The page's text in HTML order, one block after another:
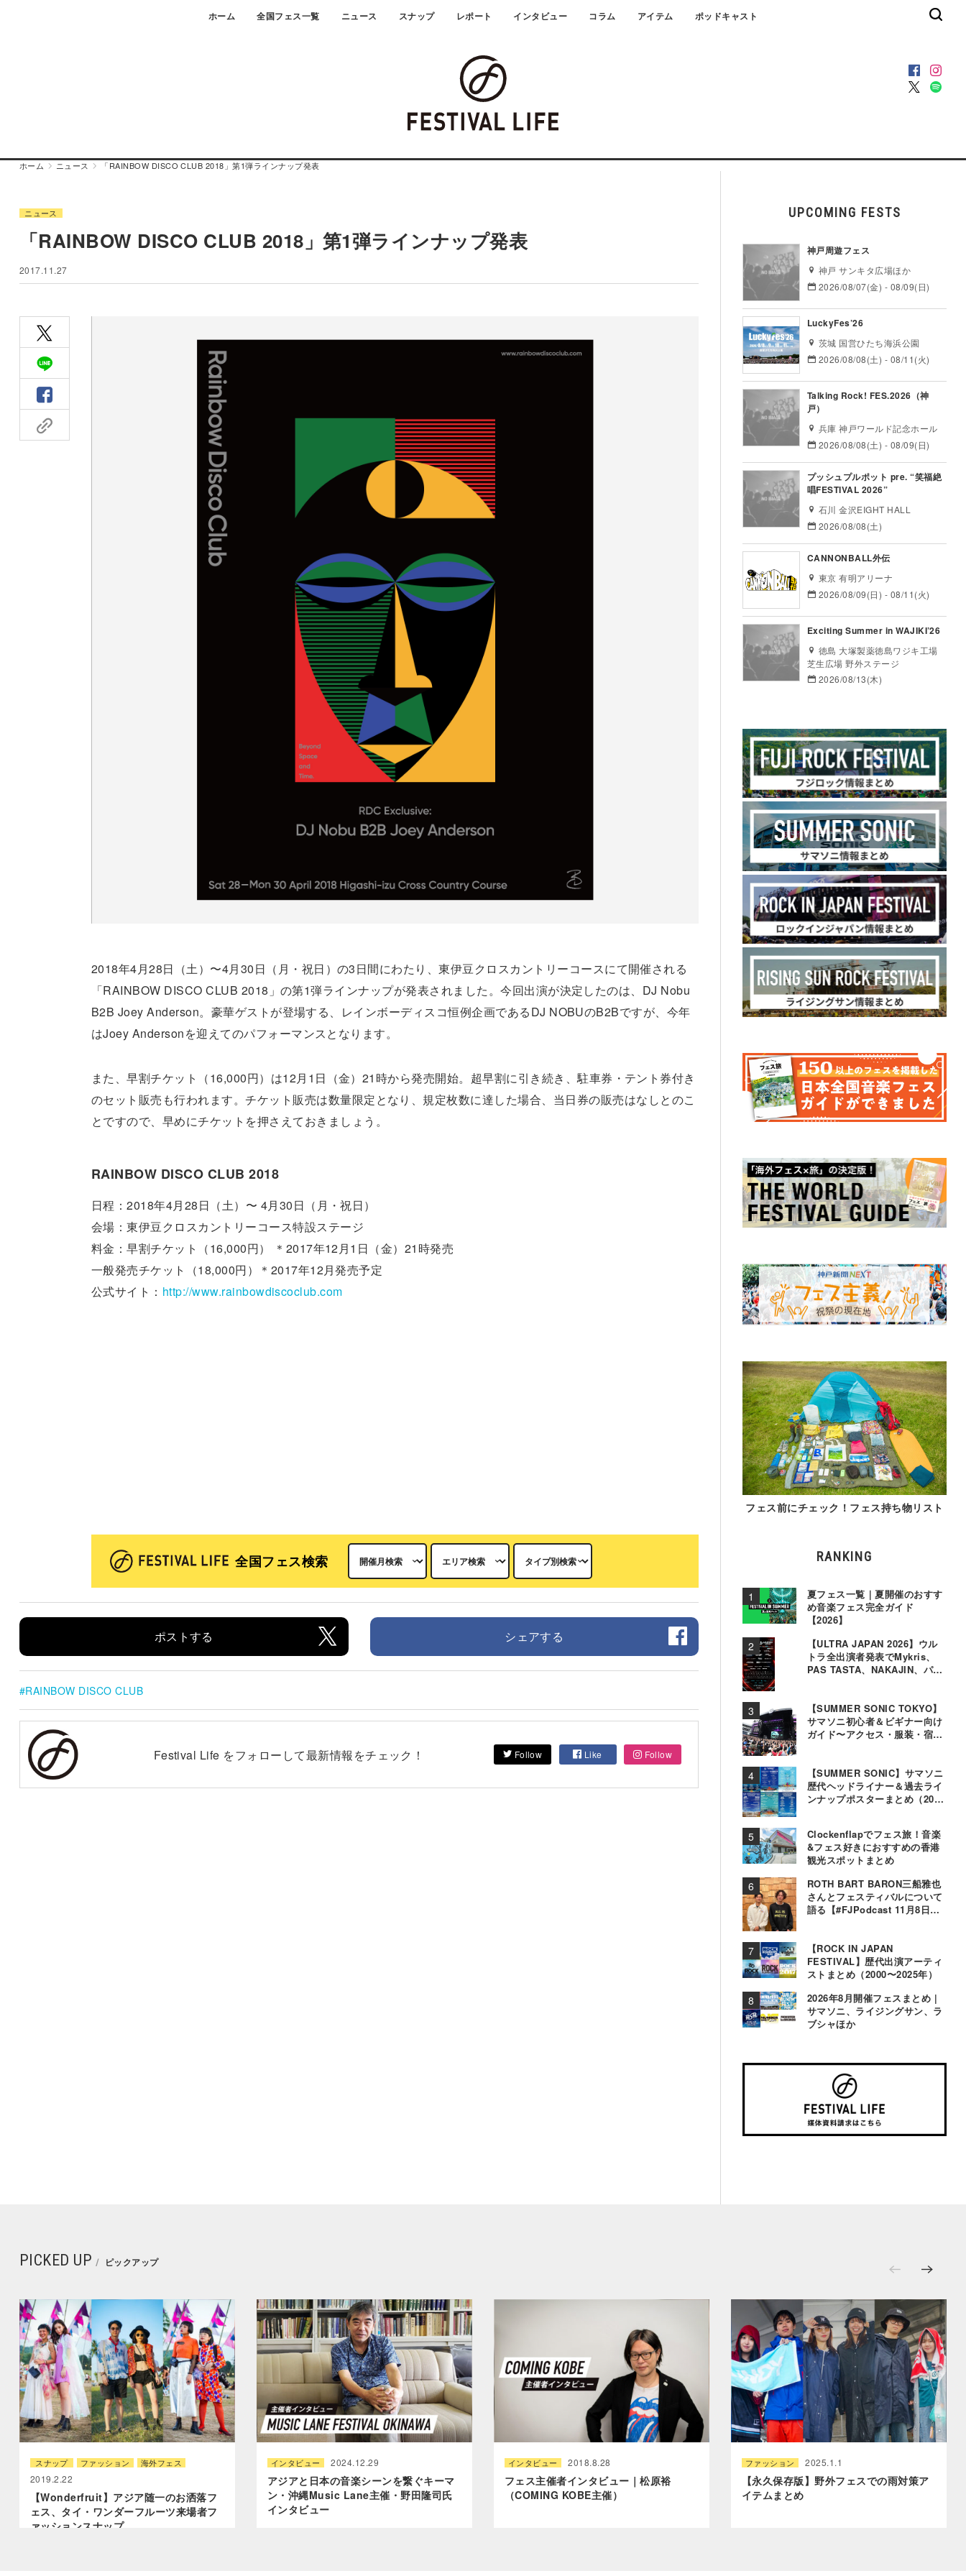
ホーム 全国フェス一覧 ニュース スナップ レポート インタビュー コラム アイテム ポッドキャスト
ホーム ニュース 「RAINBOW DISCO CLUB 2018」第1弾ラインナップ発表
ニュース
「RAINBOW DISCO CLUB 2018」第1弾ラインナップ発表
2017.11.27
2018年4月28日（土）〜4月30日（月・祝日）の3日間にわたり、東伊豆クロスカントリーコースにて開催される
「RAINBOW DISCO CLUB 2018」の第1弾ラインナップが発表されました。今回出演が決定したのは、DJ Nobu
B2B Joey Anderson。豪華ゲストが登場する、レインボーディスコ恒例企画であるDJ NOBUのB2Bですが、今年
はJoey Andersonを迎えてのパフォーマンスとなります。
また、早割チケット（16,000円）は12月1日（金）21時から発売開始。超早割に引き続き、駐車券・テント券付き
のセット販売も行われます。チケット販売は数量限定となり、規定枚数に達した場合、当日券の販売はなしとのこ
とですので、早めにチケットを押さえておきましょう。
RAINBOW DISCO CLUB 2018
日程：2018年4月28日（土）〜 4月30日（月・祝日）
会場：東伊豆クロスカントリーコース特設ステージ
料金：早割チケット（16,000円） ＊2017年12月1日（金）21時発売
一般発売チケット（18,000円）＊2017年12月発売予定
公式サイト： http://www.rainbowdiscoclub.com
全国フェス検索
ポストする シェアする
RAINBOW DISCO CLUB
Festival Life をフォローして最新情報をチェック！ Follow Like Follow
UPCOMING FESTS
神戸周遊フェス
神戸 サンキタ広場ほか
2026/08/07(金) - 08/09(日)
LuckyFes’26
茨城 国営ひたち海浜公園
2026/08/08(土) - 08/11(火)
Talking Rock! FES.2026（神
戸）
兵庫 神戸ワールド記念ホール
2026/08/08(土) - 08/09(日)
プッシュプルポット pre. “笑福絶
唱FESTIVAL 2026”
石川 金沢EIGHT HALL
2026/08/08(土)
CANNONBALL外伝
東京 有明アリーナ
2026/08/09(日) - 08/11(火)
Exciting Summer in WAJIKI’26
徳島 大塚製薬徳島ワジキ工場
芝生広場 野外ステージ
2026/08/13(木)
フェス前にチェック！フェス持ち物リスト
RANKING
夏フェス一覧｜夏開催のおすす
め音楽フェス完全ガイド
【2026】
【ULTRA JAPAN 2026】ウル
トラ全出演者発表でMykris、
PAS TASTA、NAKAJIN、パソ
【SUMMER SONIC TOKYO】
サマソニ初心者＆ビギナー向け
ガイド〜アクセス・服装・宿泊
【SUMMER SONIC】サマソニ
歴代ヘッドライナー＆過去ライ
ンナップポスターまとめ（2000
Clockenflapでフェス旅！音楽
&フェス好きにおすすめの香港
観光スポットまとめ
ROTH BART BARON三船雅也
さんとフェスティバルについて
語る【#FJPodcast 11月8日配
【ROCK IN JAPAN
FESTIVAL】歴代出演アーティ
ストまとめ（2000〜2025年）
2026年8月開催フェスまとめ |
サマソニ、ライジングサン、ラ
ブシャほか
PICKED UP ピックアップ
スナップ ファッション 海外フェス
2019.2.22
【Wonderfruit】アジア随一のお洒落フ
ェス、タイ・ワンダーフルーツ来場者フ
ァッションスナップ
インタビュー 2024.12.29
アジアと日本の音楽シーンを繋ぐキーマ
ン・沖縄Music Lane主催・野田隆司氏
インタビュー
インタビュー 2018.8.28
フェス主催者インタビュー｜松原裕
（COMING KOBE主催）
ファッション 2025.1.1
【永久保存版】野外フェスでの雨対策ア
イテムまとめ